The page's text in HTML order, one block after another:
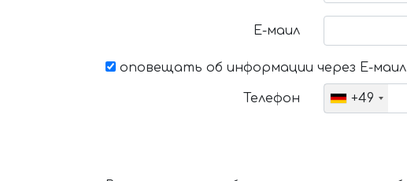
Е-маил
оповещать об информации через Е-маил
Телефон +49